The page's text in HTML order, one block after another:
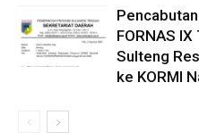
FORNAS
Sulteng
ke KORMI